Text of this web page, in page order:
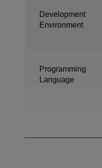
Development
Environment
Programming
Language